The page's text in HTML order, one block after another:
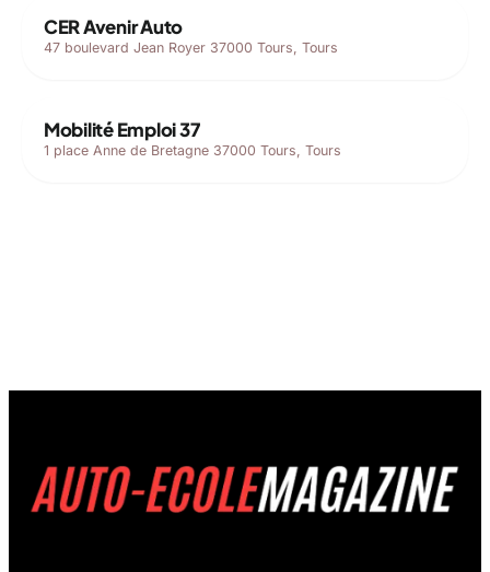
CER Avenir Auto
47 boulevard Jean Royer 37000 Tours, Tours
Mobilité Emploi 37
1 place Anne de Bretagne 37000 Tours, Tours